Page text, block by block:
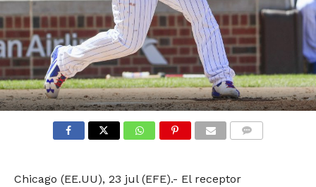
Chicago (EE.UU), 23 jul (EFE).- El receptor